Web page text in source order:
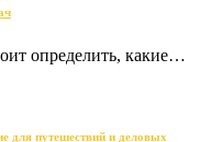
определить, какие…
для путешествий и деловых